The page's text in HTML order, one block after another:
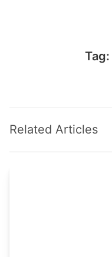
Tag:
Related Articles